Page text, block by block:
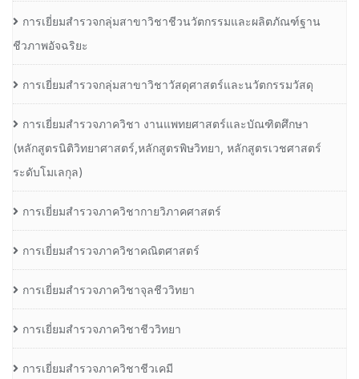
การเยี่ยมสำรวจกลุ่มสาขาวิชาชีวนวัตกรรมและผลิตภัณฑ์ฐาน
ชีวภาพอัจฉริยะ
การเยี่ยมสำรวจกลุ่มสาขาวิชาวัสดุศาสตร์และนวัตกรรมวัสดุ
การเยี่ยมสำรวจภาควิชา งานแพทยศาสตร์และบัณฑิตศึกษา
(หลักสูตรนิติวิทยาศาสตร์,หลักสูตรพิษวิทยา, หลักสูตรเวชศาสตร์
ระดับโมเลกุล)
การเยี่ยมสำรวจภาควิชากายวิภาคศาสตร์
การเยี่ยมสำรวจภาควิชาคณิตศาสตร์
การเยี่ยมสำรวจภาควิชาจุลชีววิทยา
การเยี่ยมสำรวจภาควิชาชีววิทยา
การเยี่ยมสำรวจภาควิชาชีวเคมี